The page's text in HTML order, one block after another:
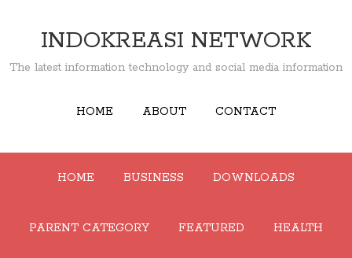
INDOKREASI NETWORK
The latest information technology and social media information
HOME ABOUT CONTACT
HOME BUSINESS DOWNLOADS
PARENT CATEGORY FEATURED HEALTH